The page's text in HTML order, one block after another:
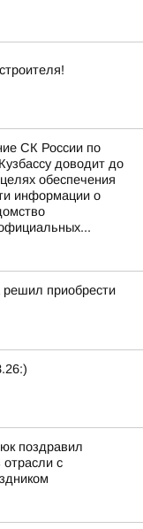
СК России по
доводит до
обеспечения
информации о
приобрести
поздравил
отрасли с